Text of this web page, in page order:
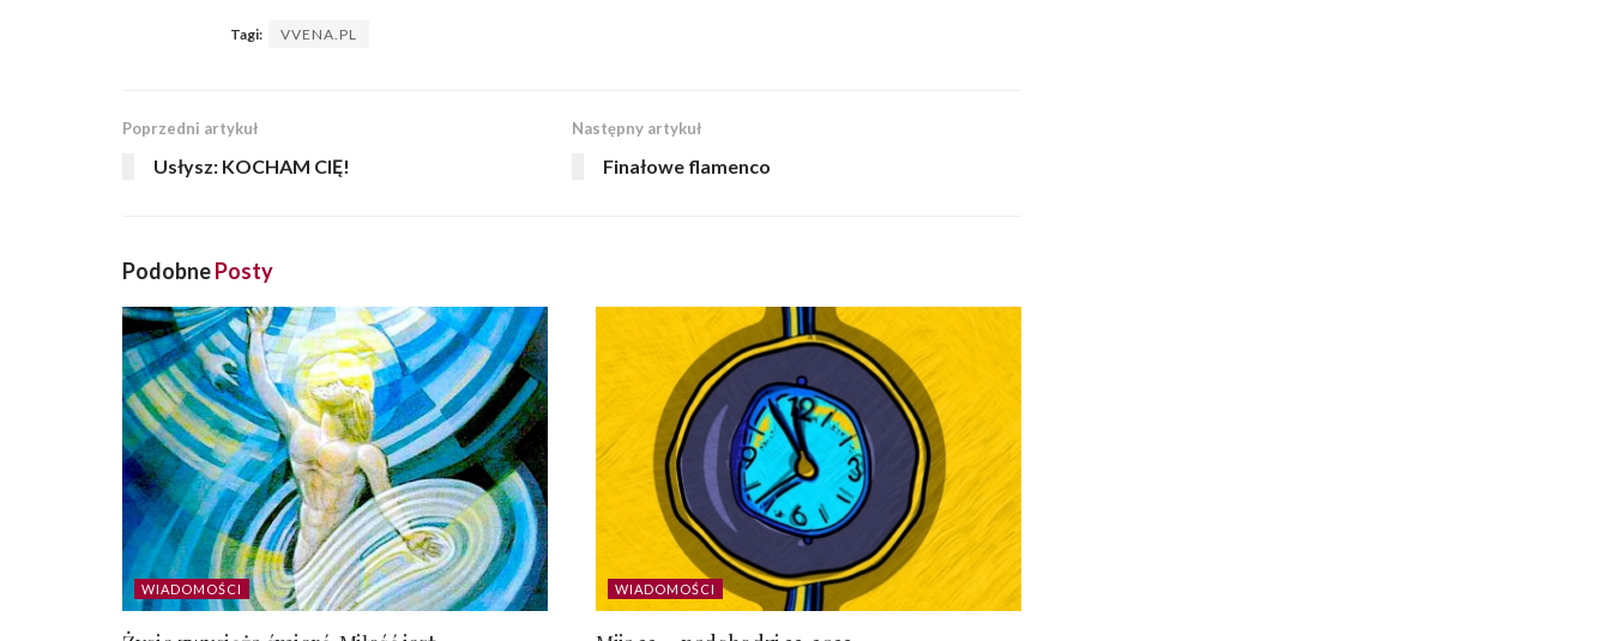
Tagi: VVENA.PL
Poprzedni artykuł
Usłysz: KOCHAM CIĘ!
Następny artykuł
Finałowe flamenco
PodobnePosty
WIADOMOŚCI WIADOMOŚCI